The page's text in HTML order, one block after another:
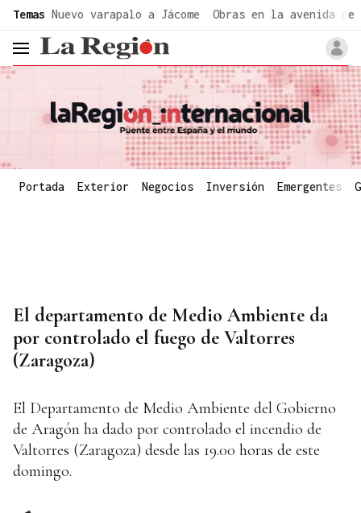
Temas Nuevo varapalo a Jácome Obras en la avenida de
header.menu.open
Portada Exterior Negocios Inversión Emergentes
El departamento de Medio Ambiente da
por controlado el fuego de Valtorres
(Zaragoza)
El Departamento de Medio Ambiente del Gobierno
de Aragón ha dado por controlado el incendio de
Valtorres (Zaragoza) desde las 19.00 horas de este
domingo.